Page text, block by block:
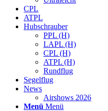
CPL
ATPL
Hubschrauber
PPL (H)
LAPL (H)
CPL (H)
ATPL (H)
Rundflug
Segelflug
News
Airshows 2026
Menü Menü